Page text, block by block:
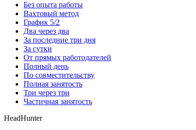
Без опыта работы
Вахтовый метод
График 5/2
Два через два
За последние три дня
За сутки
От прямых работодателей
Полный день
По совместительству
Полная занятость
Три через три
Частичная занятость
HeadHunter